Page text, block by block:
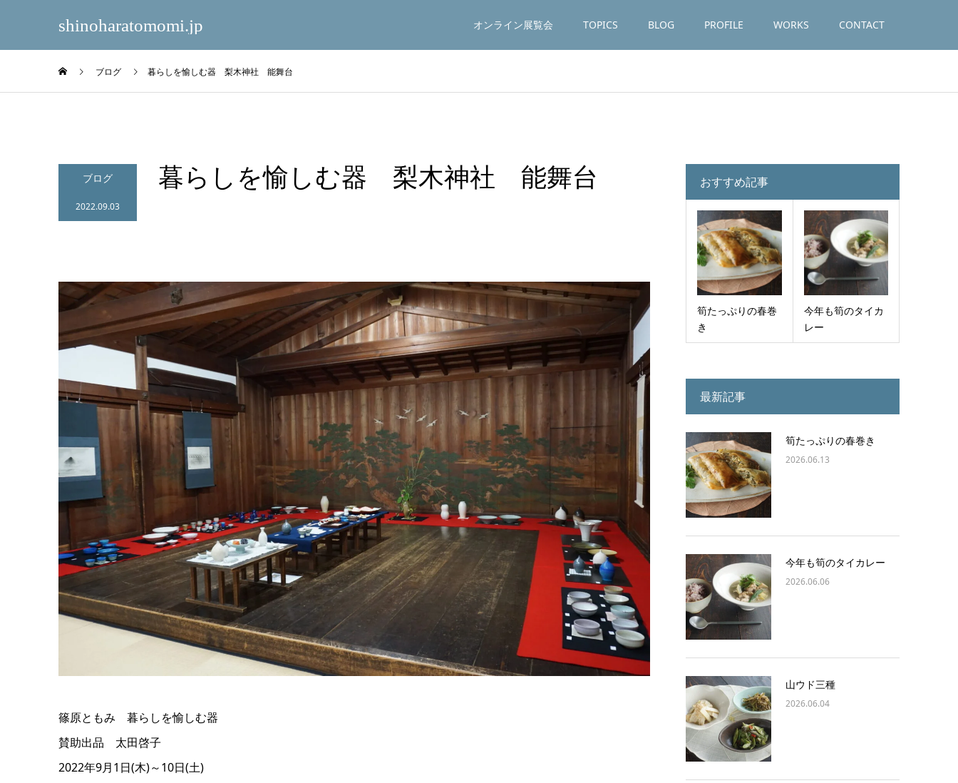
shinoharatomomi.jp オンライン展覧会 TOPICS BLOG PROFILE WORKS CONTACT
ブログ 暮らしを愉しむ器 梨木神社 能舞台
ブログ
2022.09.03
暮らしを愉しむ器 梨木神社 能舞台
篠原ともみ 暮らしを愉しむ器
賛助出品 太田啓子
2022年9月1日(木)～10日(土)
おすすめ記事
筍たっぷりの春巻
き
今年も筍のタイカ
レー
最新記事
筍たっぷりの春巻き
2026.06.13
今年も筍のタイカレー
2026.06.06
山ウド三種
2026.06.04